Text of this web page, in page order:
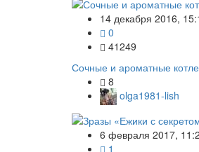
14 декабря 2016,
0
41249
Сочные и ароматные
8
olga1981-lish
6 февраля 2017,
1